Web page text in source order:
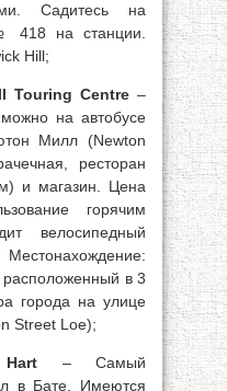
Садитесь на
на станции.
Hill;
Touring Centre–
на автобусе
Милл (Newton
ресторан
и магазин. Цена
горячим
велосипедный
Местонахождение:
в 3
города на улице
Street Loe);
– Самый
в Бате. Имеются